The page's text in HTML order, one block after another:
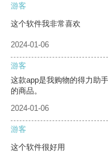
游客
这个软件我非常喜欢
2024-01-06
游客
这款app是我购物的得力助
的商品。
2024-01-06
游客
这个软件很好用